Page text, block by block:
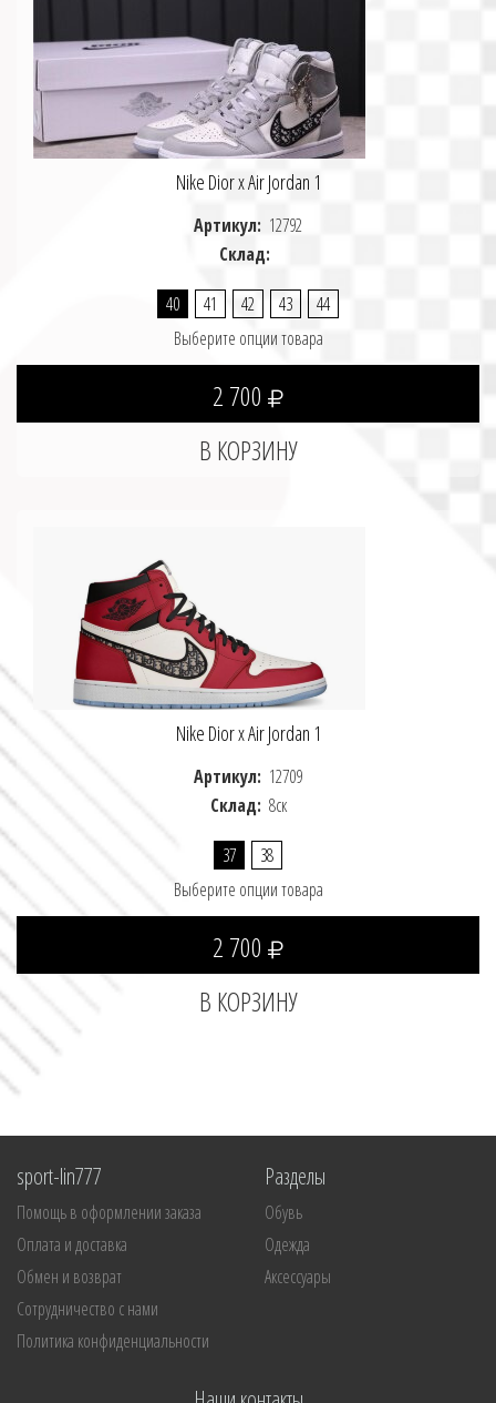
Nike Dior x Air Jordan 1
Артикул: 12792
Склад:
40 41 42 43
44
Выберите опции товара
2 700
Nike Dior x Air Jordan 1
Артикул: 12709
Склад: 8ск
37
38
Выберите опции товара
2 700
sport-lin777
Помощь в оформлении заказа
Оплата и доставка
Обмен и возврат
Сотрудничество с нами
Политика конфиденциальности
Разделы
Обувь
Одежда
Аксессуары